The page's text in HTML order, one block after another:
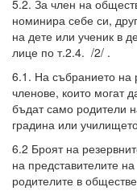
5.2. За член на
номинира себе си,
на дете или ученик в
лице по т.2.4. /2/ .
6.1. На събранието на
членове, които могат
бъдат само родители
градина или
6.2 Броят на
на представителите на
родителите в